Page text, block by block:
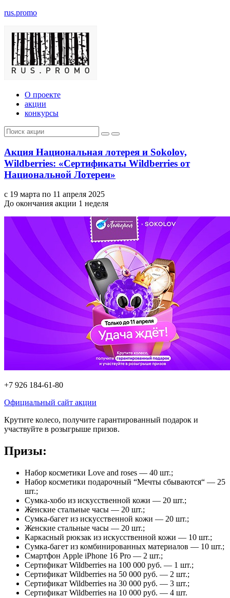
rus.promo
О проекте
акции
конкурсы
Акция Национальная лотерея и Sokolov,
Wildberries: «Сертификаты Wildberries от
Национальной Лотереи»
с 19 марта по 11 апреля 2025
До окончания акции 1 неделя
+7 926 184-61-80
Официальный сайт акции
Крутите колесо, получите гарантированный подарок и
участвуйте в розыгрыше призов.
Призы:
Набор косметики Love and roses — 40 шт.;
Набор косметики подарочный “Мечты сбываются“ — 25
шт.;
Сумка-хобо из искусственной кожи — 20 шт.;
Женские стальные часы — 20 шт.;
Сумка-багет из искусственной кожи — 20 шт.;
Женские стальные часы — 20 шт.;
Каркасный рюкзак из искусственной кожи — 10 шт.;
Сумка-багет из комбинированных материалов — 10 шт.;
Смартфон Apple iPhone 16 Pro — 2 шт.;
Сертификат Wildberries на 100 000 руб. — 1 шт.;
Сертификат Wildberries на 50 000 руб. — 2 шт.;
Сертификат Wildberries на 30 000 руб. — 3 шт.;
Сертификат Wildberries на 10 000 руб. — 4 шт.